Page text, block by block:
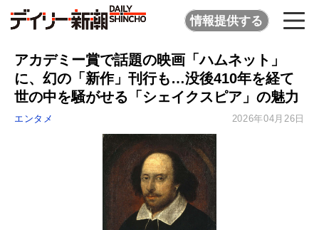
情報提供する
アカデミー賞で話題の映画「ハムネット」
に、幻の「新作」刊行も…没後410年を経て
世の中を騒がせる「シェイクスピア」の魅力
エンタメ 2026年04月26日